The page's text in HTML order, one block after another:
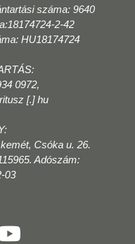
száma: 9640
2-42
HU18174724
0972,
[.] hu
Csóka u. 26.
Adószám:
03